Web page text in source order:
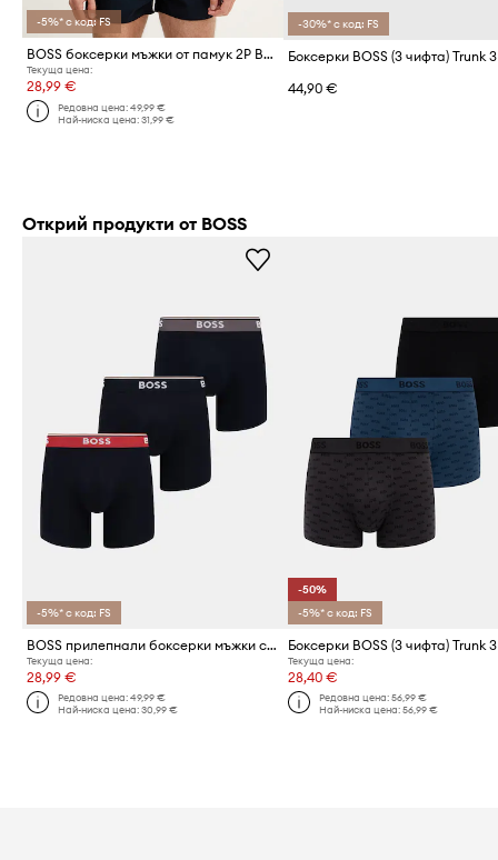
-5%* с код: FS
BOSS боксерки мъжки от памук 2P Boxer Shorts EW 2 броя
Текуща цена:
28,99 €
Редовна цена:49,99 €
Най-ниска цена:31,99 €
-30%* с код: FS
44,90 €
Открий продукти от BOSS
-5%* с код: FS
BOSS прилепнали боксерки мъжки с памук BoxerBr 3P Power 3 броя
Текуща цена:
28,99 €
Редовна цена:49,99 €
Най-ниска цена:30,99 €
-50%
-5%* с код: FS
Текуща цена:
28,40 €
Редовна цена: 56,99 €
Най-ниска цена: 56,99 €